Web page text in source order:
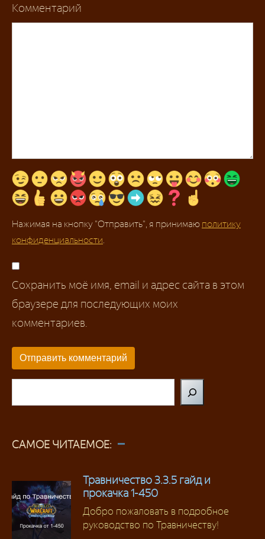
Комментарий
Нажимая на кнопку "Отправить", я принимаю политику
конфиденциальности.
Сохранить моё имя, email и адрес сайта в этом
браузере для последующих моих
комментариев.
САМОЕ ЧИТАЕМОЕ:
Травничество 3.3.5 гайд и
прокачка 1-450
Добро пожаловать в подробное
руководство по Травничеству!